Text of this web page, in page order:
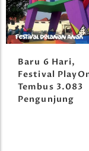
Baru 6 Hari,
Festival
Tembus 3.083
Pengunjung